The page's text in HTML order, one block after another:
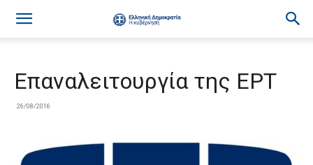
Επαναλειτουργία της ΕΡΤ
26/08/2016